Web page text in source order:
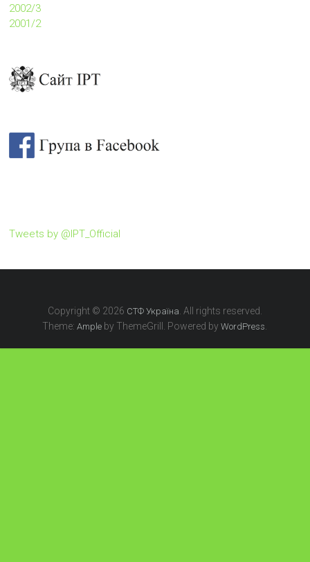
2002/3
2001/2
Tweets by @IPT_Official
Copyright © 2026 СТФ Україна . All rights reserved.
Theme:Ample by ThemeGrill. Powered byWordPress